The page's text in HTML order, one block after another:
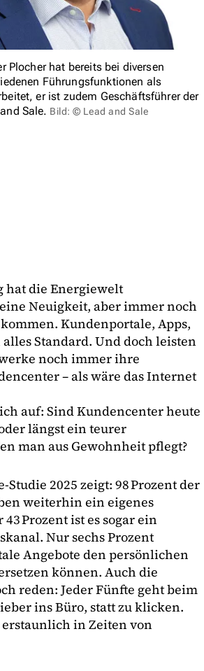
Plocher hat bereits bei diversen
Führungsfunktionen als
er ist zudem Geschäftsführer der
Sale. Bild: © Lead and Sale
hat die Energiewelt
Neuigkeit, aber immer noch
Kundenportale, Apps,
Standard. Und doch leisten
noch immer ihre
– als wäre das Internet
auf: Sind Kundencenter heute
längst ein teurer
man aus Gewohnheit pflegt?
Studie 2025 zeigt: 98 Prozent der
weiterhin ein eigenes
Prozent ist es sogar ein
Nur sechs Prozent
Angebote den persönlichen
können. Auch die
reden: Jeder Fünfte geht beim
ins Büro, statt zu klicken.
in Zeiten von